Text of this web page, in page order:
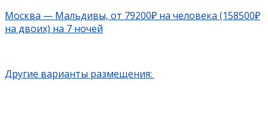
Москва — Мальдивы, от 79200₽ на человека (158500₽
на двоих) на 7 ночей
Другие варианты размещения: